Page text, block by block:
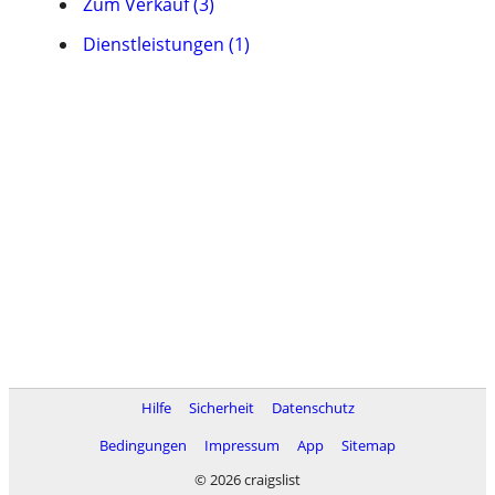
Dienstleistungen (1)
Hilfe Sicherheit
Datenschutz
Bedingungen
Impressum App
Sitemap
© 2026 craigslist